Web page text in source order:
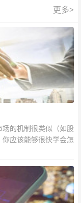
更多>
的机制很类似（如股
应该能够很快学会怎